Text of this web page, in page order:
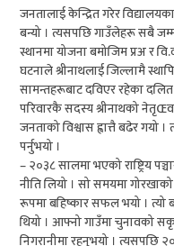
जनतालाई केन्द्रित गरेर
बन्यो । त्यसपछि गाउँलेहरू सबै
स्थानमा योजना बमोजिम प्रअ र
घटनाले श्रीनाथलाई जिल्लामै
सामन्तहरूबाट दविएर रहेका
परिवारकै सदस्य श्रीनाथको
जनताको विश्वास ह्वात्तै बढेर गयो
पर्नुभयो ।
– २०३८ सालमा भएको राष्ट्रिय
नीति लियो । सो समयमा
रूपमा बहिष्कार सफल भयो । त्यो
थियो । आफ्नो गाउँमा चुनावको
निगरानीमा रहनुभयो । त्यसपछि